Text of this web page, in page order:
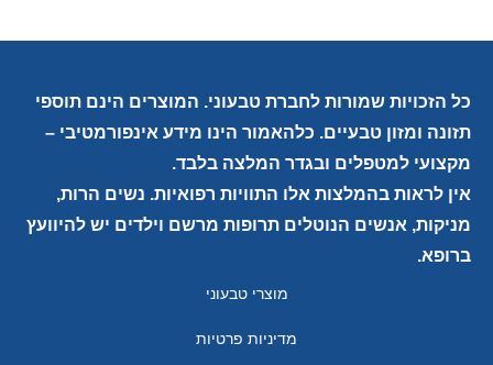
כל הזכויות שמורות לחברת טבעוני. המוצרים הינם תוספי
תזונה ומזון טבעיים. כלהאמור הינו מידע אינפורמטיבי –
מקצועי למטפלים ובגדר המלצה בלבד.
אין לראות בהמלצות אלו התוויות רפואיות. נשים הרות,
מניקות, אנשים הנוטלים תרופות מרשם וילדים יש להיוועץ
ברופא.
מוצרי טבעוני
מדיניות פרטיות